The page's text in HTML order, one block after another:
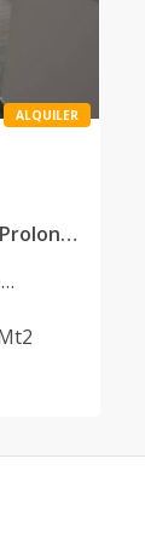
ALQUILER
Apartamento en renta - Prolongación 27